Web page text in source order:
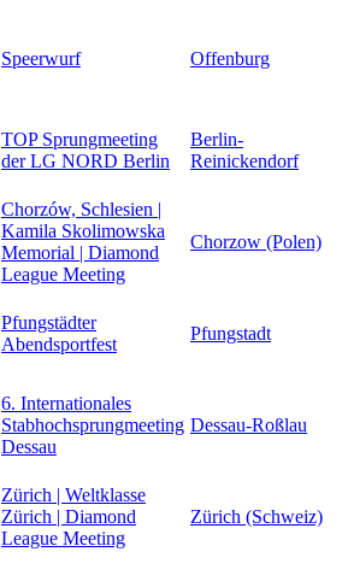
Speerwurf Offenburg
TOP Sprungmeeting
der LG NORD Berlin
Berlin-
Reinickendorf
Chorzów, Schlesien |
Kamila Skolimowska
Memorial | Diamond
League Meeting
Chorzow (Polen)
Pfungstädter
Abendsportfest
Pfungstadt
6. Internationales
Stabhochsprungmeeting
Dessau
Dessau-Roßlau
Zürich | Weltklasse
Zürich | Diamond
League Meeting
Zürich (Schweiz)